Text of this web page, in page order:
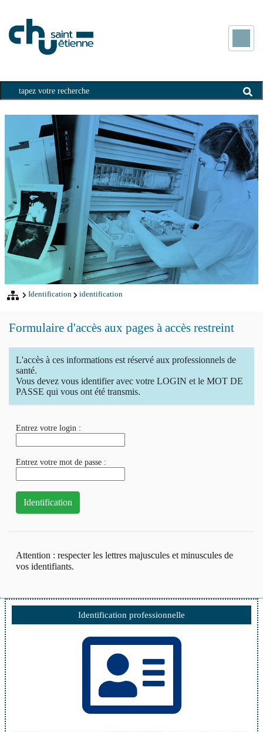
Identification identification
Identification professionnelle
Formulaire d'accès aux pages à accès restreint
L'accès à ces informations est réservé aux professionnels de
santé.
Vous devez vous identifier avec votre LOGIN et le MOT DE
PASSE qui vous ont été transmis.
Entrez votre login :
Entrez votre mot de passe :
Attention : respecter les lettres majuscules et minuscules de
vos identifiants.